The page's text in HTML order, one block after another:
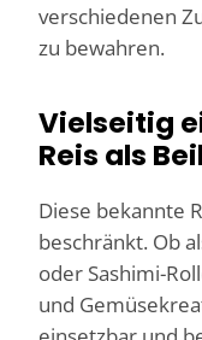
verschiedenen
zu bewahren.
Vielseitig
Reis als
Diese bekannte
beschränkt. Ob
oder Sashimi-
und